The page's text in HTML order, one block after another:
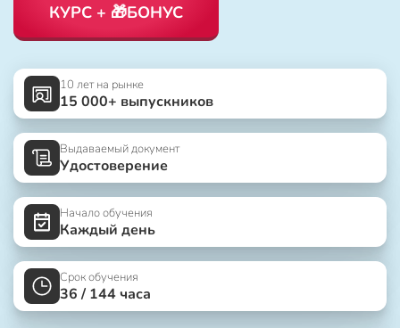
КУРС + 🎁БОНУС
10 лет на рынке
15 000+ выпускников
Выдаваемый документ
Удостоверение
Начало обучения
Каждый день
Срок обучения
36 / 144 часа